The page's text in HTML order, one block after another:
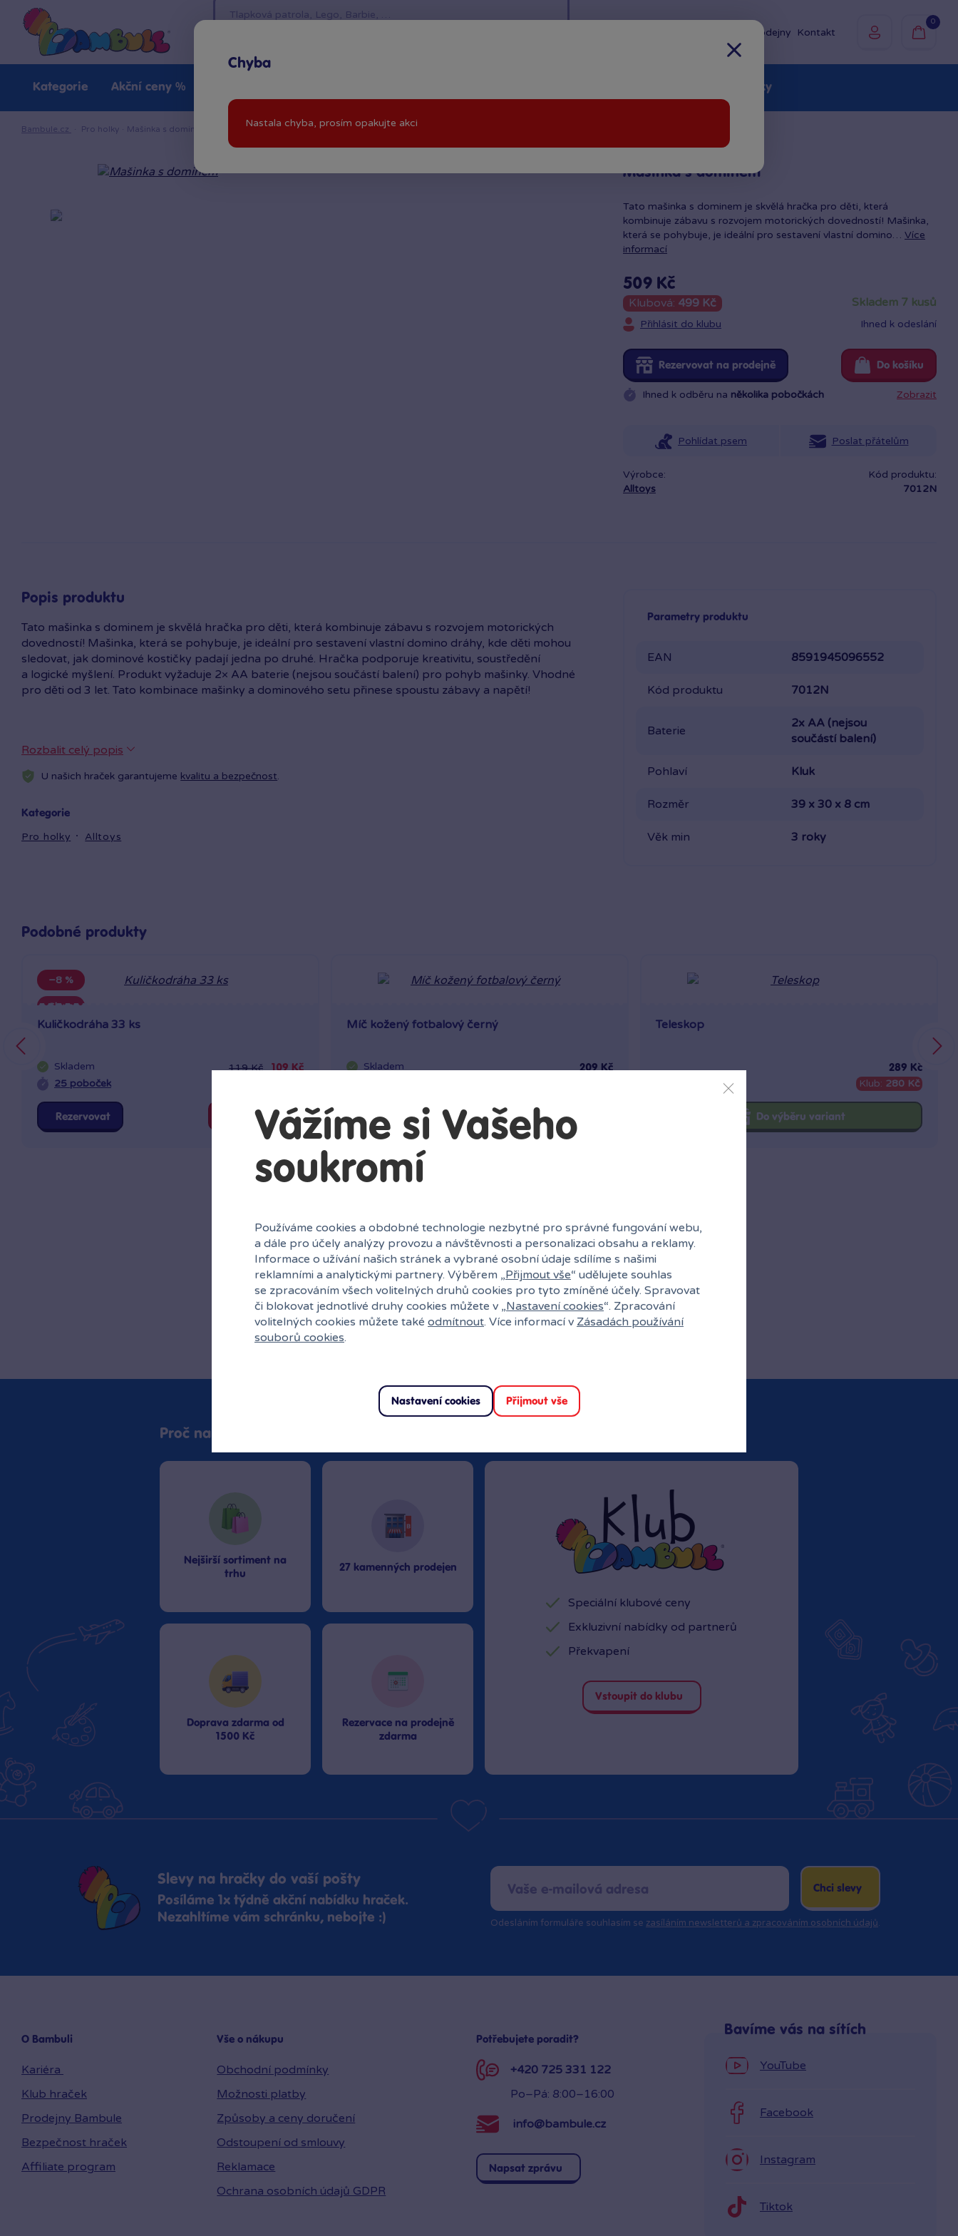
Prodejny Kontakt
0
Kategorie Akční ceny % Značky
Bambule.cz · Pro holky · Mašinka s dominem
Mašinka s dominem
Tato mašinka s dominem je skvělá hračka pro děti, která
kombinuje zábavu s rozvojem motorických dovedností! Mašinka,
která se pohybuje, je ideální pro sestavení vlastní domino… Více
informací
509 Kč
Klubová: 499 Kč
Přihlásit do klubu
skladem 7 kusů
Ihned k odeslání
Rezervovat na prodejně Do košíku
Ihned k odběru na několika pobočkách Zobrazit
Pohlídat psem Poslat přátelům
Výrobce:
Alltoys
Kód produktu:
7012N
Popis produktu
Tato mašinka s dominem je skvělá hračka pro děti, která kombinuje zábavu s rozvojem motorických
dovedností! Mašinka, která se pohybuje, je ideální pro sestavení vlastní domino dráhy, kde děti mohou
sledovat, jak dominové kostičky padají jedna po druhé. Hračka podporuje kreativitu, soustředění
a logické myšlení. Produkt vyžaduje 2× AA baterie (nejsou součástí balení) pro pohyb mašinky. Vhodné
pro děti od 3 let. Tato kombinace mašinky a dominového setu přinese spoustu zábavy a napětí!
Rozbalit celý popis
U našich hraček garantujeme kvalitu a bezpečnost.
Kategorie
Pro holky Alltoys
Parametry produktu
EAN 8591945096552
Kód produktu 7012N
Baterie
2x AA (nejsou
součástí balení)
Pohlaví Kluk
Rozměr 39 x 30 x 8 cm
Věk min 3 roky
Podobné produkty
−8 %
Sleva
Kuličkodráha 33 ks
Skladem
25 poboček
119 Kč 109 Kč
Rezervovat Do košíku
Míč kožený fotbalový černý
Skladem
209 Kč
Rezervovat Do košíku
Teleskop
289 Kč
Klub: 280 Kč
Do výběru variant
Proč nakupovat v Bambuli?
Nejširší sortiment na
trhu
27 kamenných prodejen
Doprava zdarma od
1500 Kč
Rezervace na prodejně
zdarma
Speciální klubové ceny
Exkluzivní nabídky od partnerů
Překvapení
Vstoupit do klubu
Slevy na hračky do vaší pošty
Posíláme 1x týdně akční nabídku hraček.
Nezahltíme vám schránku, nebojte :)
Chci slevy
Odesláním formuláře souhlasím se zasíláním newsletterů a zpracováním osobních údajů.
O Bambuli
Kariéra
Klub hraček
Prodejny Bambule
Bezpečnost hraček
Affiliate program
Vše o nákupu
Obchodní podmínky
Možnosti platby
Způsoby a ceny doručení
Odstoupení od smlouvy
Reklamace
Ochrana osobních údajů GDPR
Potřebujete poradit?
+420 725 331 122
Po–Pá: 8:00–16:00
info@bambule.cz
Napsat zprávu
Bavíme vás na sítích
YouTube
Facebook
Instagram
Tiktok
Chyba
Nastala chyba, prosím opakujte akci
Vážíme si Vašeho
soukromí
Používáme cookies a obdobné technologie nezbytné pro správné fungování webu,
a dále pro účely analýzy provozu a návštěvnosti a personalizaci obsahu a reklamy.
Informace o užívání našich stránek a vybrané osobní údaje sdílíme s našimi
reklamními a analytickými partnery. Výběrem „Přijmout vše“ udělujete souhlas
se zpracováním všech volitelných druhů cookies pro tyto zmíněné účely. Spravovat
či blokovat jednotlivé druhy cookies můžete v „Nastavení cookies“. Zpracování
volitelných cookies můžete také odmítnout. Více informací v Zásadách používání
souborů cookies.
Nastavení cookies Přijmout vše